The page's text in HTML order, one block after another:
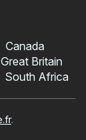
Canada
Great Britain
South Africa
.